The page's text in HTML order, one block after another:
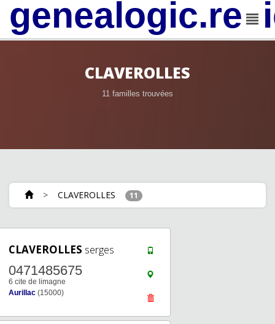
CLAVEROLLES
11 familles trouvées
> CLAVEROLLES 11
CLAVEROLLES serges
0471485675
6 cite de limagne
Aurillac (15000)